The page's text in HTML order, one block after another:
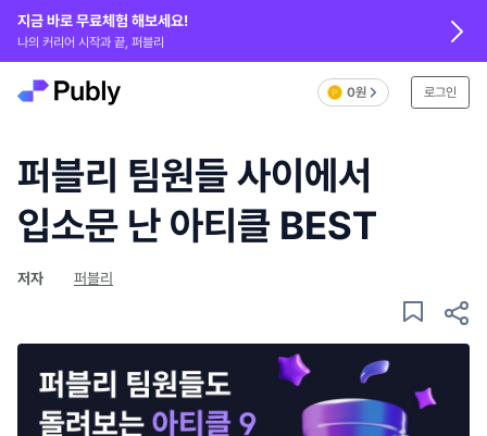
지금 바로 무료체험 해보세요!
나의 커리어 시작과 끝, 퍼블리
0원 로그인
퍼블리 팀원들 사이에서
입소문 난 아티클 BEST
저자 퍼블리